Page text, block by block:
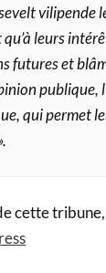
vilipende
leurs
futures et
publique,
qui permet
cette